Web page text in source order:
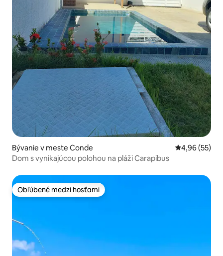
Bývanie v meste Conde Priemerné
4,96 (55)
Dom s vynikajúcou polohou na pláži Carapibus
Obľúbené medzi hosťami
Obľúbené medzi hosťami